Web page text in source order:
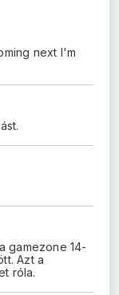
next I'm
gamezone 14-
Azt a
róla.